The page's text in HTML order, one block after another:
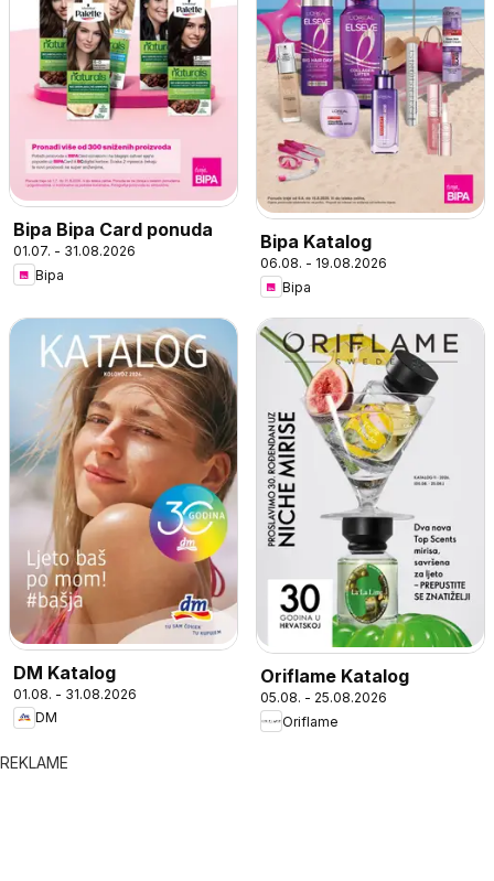
Bipa Bipa Card ponuda
01.07. - 31.08.2026
Bipa
Bipa Katalog
06.08. - 19.08.2026
Bipa
DM Katalog
01.08. - 31.08.2026
DM
Oriflame Katalog
05.08. - 25.08.2026
Oriflame
REKLAME